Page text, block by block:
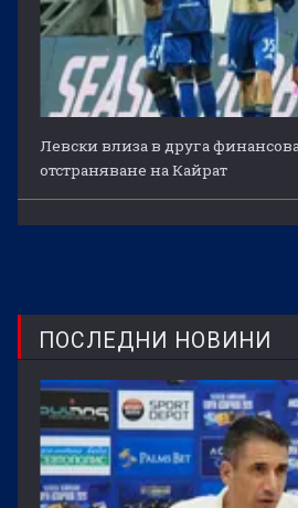
Левски влиза в друга
отстраняване на Кайрат
ПОСЛЕДНИ НОВИНИ